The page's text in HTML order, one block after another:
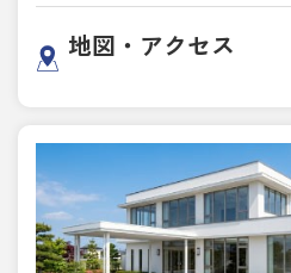
地図・アクセス